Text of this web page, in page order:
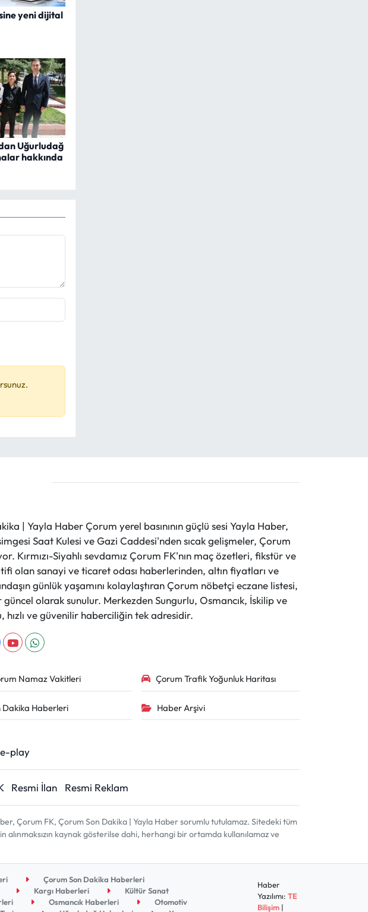
yeni dijital
Uğurludağ
hakkında
| Yayla Haber Çorum yerel basınının güçlü sesi Yayla Haber,
Saat Kulesi ve Gazi Caddesi'nden sıcak gelişmeler, Çorum
Kırmızı-Siyahlı sevdamız Çorum FK'nın maç özetleri, fikstür ve
olan sanayi ve ticaret odası haberlerinden, altın fiyatları ve
günlük yaşamını kolaylaştıran Çorum nöbetçi eczane listesi,
olarak sunulur. Merkezden Sungurlu, Osmancık, İskilip ve
ve güvenilir haberciliğin tek adresidir.
Namaz Vakitleri Çorum Trafik Yoğunluk Haritası
Dakika Haberleri Haber Arşivi
Resmi İlan Resmi Reklam
Çorum FK, Çorum Son Dakika | Yayla Haber sorumlu tutulamaz. Sitedeki tüm
alınmaksızın kaynak gösterilse dahi, herhangi bir ortamda kullanılamaz ve
Çorum Son Dakika Haberleri
Kargı Haberleri
Kültür Sanat
Osmancık Haberleri
Otomotiv
Haber
Yazılımı:TE
Bilişim |